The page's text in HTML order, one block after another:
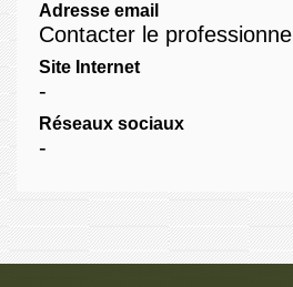
Adresse email
Contacter le professionnel
Site Internet
-
Réseaux sociaux
-